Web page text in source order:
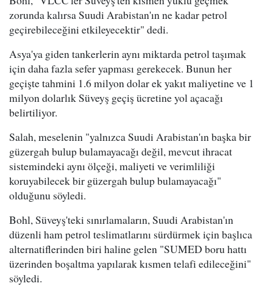
zorunda kalırsa Suudi Arabistan'ın ne kadar petrol
geçirebileceğini etkileyecektir" dedi.
Asya'ya giden tankerlerin aynı miktarda petrol taşımak
için daha fazla sefer yapması gerekecek. Bunun her
geçişte tahmini 1.6 milyon dolar ek yakıt maliyetine ve 1
milyon dolarlık Süveyş geçiş ücretine yol açacağı
belirtiliyor.
Salah, meselenin "yalnızca Suudi Arabistan'ın başka bir
güzergah bulup bulamayacağı değil, mevcut ihracat
sistemindeki aynı ölçeği, maliyeti ve verimliliği
koruyabilecek bir güzergah bulup bulamayacağı"
olduğunu söyledi.
Bohl, Süveyş'teki sınırlamaların, Suudi Arabistan'ın
düzenli ham petrol teslimatlarını sürdürmek için başlıca
alternatiflerinden biri haline gelen "SUMED boru hattı
üzerinden boşaltma yapılarak kısmen telafi edileceğini"
söyledi.